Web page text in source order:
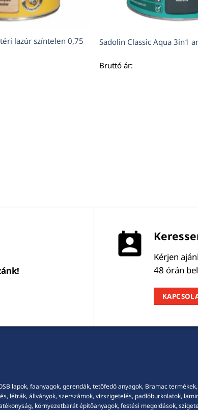
lazúr színtelen 0,75
Sadolin Classic Aqua 3in1
Bruttó ár:
Kérjen
48 órán
lapok, faanyagok, gerendák, tetőfedő anyagok, Bramac
létrák, állványok, szerszámok, vízszigetelés, padlóburkolatok,
környezetbarát építőanyagok, festési megoldások,